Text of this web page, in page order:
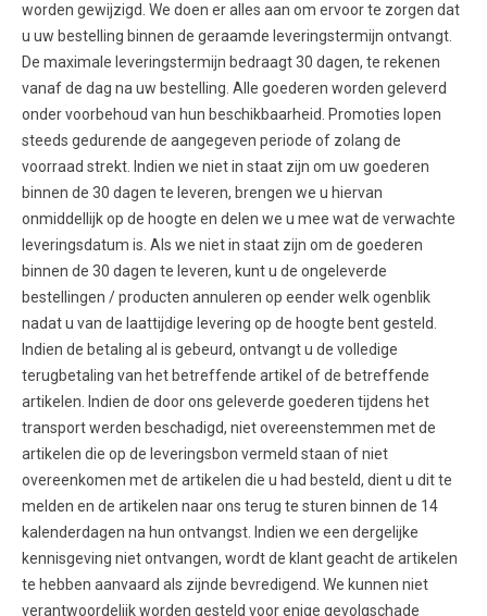
worden gewijzigd. We doen er alles aan om ervoor te zorgen dat
u uw bestelling binnen de geraamde leveringstermijn ontvangt.
De maximale leveringstermijn bedraagt 30 dagen, te rekenen
vanaf de dag na uw bestelling. Alle goederen worden geleverd
onder voorbehoud van hun beschikbaarheid. Promoties lopen
steeds gedurende de aangegeven periode of zolang de
voorraad strekt. Indien we niet in staat zijn om uw goederen
binnen de 30 dagen te leveren, brengen we u hiervan
onmiddellijk op de hoogte en delen we u mee wat de verwachte
leveringsdatum is. Als we niet in staat zijn om de goederen
binnen de 30 dagen te leveren, kunt u de ongeleverde
bestellingen / producten annuleren op eender welk ogenblik
nadat u van de laattijdige levering op de hoogte bent gesteld.
Indien de betaling al is gebeurd, ontvangt u de volledige
terugbetaling van het betreffende artikel of de betreffende
artikelen. Indien de door ons geleverde goederen tijdens het
transport werden beschadigd, niet overeenstemmen met de
artikelen die op de leveringsbon vermeld staan of niet
overeenkomen met de artikelen die u had besteld, dient u dit te
melden en de artikelen naar ons terug te sturen binnen de 14
kalenderdagen na hun ontvangst. Indien we een dergelijke
kennisgeving niet ontvangen, wordt de klant geacht de artikelen
te hebben aanvaard als zijnde bevredigend. We kunnen niet
verantwoordelijk worden gesteld voor enige gevolgschade